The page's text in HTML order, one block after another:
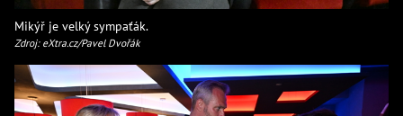
Mikýř je velký sympaťák.
Zdroj: eXtra.cz/Pavel Dvořák